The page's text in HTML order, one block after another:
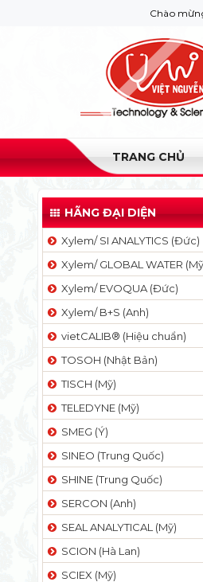
Chào mừng bạn
TRANG CHỦ
HÃNG ĐẠI DIỆN
Xylem/ SI ANALYTICS (Đức)
Xylem/ GLOBAL WATER
Xylem/ EVOQUA (Đức)
Xylem/ B+S (Anh)
vietCALIB® (Hiệu chuẩn)
TOSOH (Nhật Bản)
TISCH (Mỹ)
TELEDYNE (Mỹ)
SMEG (Ý)
SINEO (Trung Quốc)
SHINE (Trung Quốc)
SERCON (Anh)
SEAL ANALYTICAL (Mỹ)
SCION (Hà Lan)
SCIEX (Mỹ)